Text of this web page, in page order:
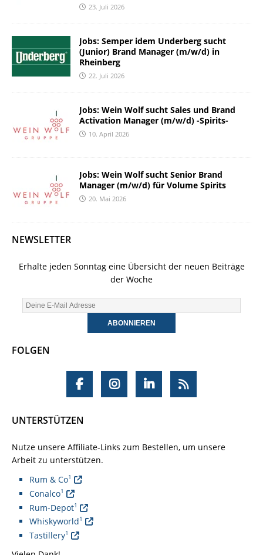
23. Juli 2026
Jobs: Semper idem Underberg sucht
(Junior) Brand Manager (m/w/d) in
Rheinberg
22. Juli 2026
Jobs: Wein Wolf sucht Sales und Brand
Activation Manager (m/w/d) -Spirits-
10. April 2026
Jobs: Wein Wolf sucht Senior Brand
Manager (m/w/d) für Volume Spirits
20. Mai 2026
NEWSLETTER
Erhalte jeden Sonntag eine Übersicht der neuen Beiträge
der Woche
FOLGEN
UNTERSTÜTZEN
Nutze unsere Affiliate-Links zum Bestellen, um unsere
Arbeit zu unterstützen.
Rum & Co1
Conalco1
Rum-Depot1
Whiskyworld1
Tastillery1